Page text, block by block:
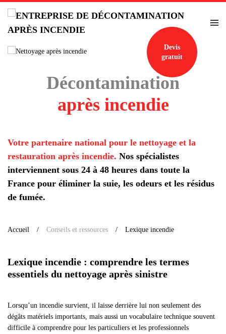
Accéder au contenu principal
Devis
gratuit
Décontamination
après incendie
Votre partenaire national pour le nettoyage et la
restauration après incendie. Nos spécialistes
interviennent sous 24 à 48 heures dans toute la
France pour éliminer la suie, les odeurs et les résidus
de fumée.
Accueil Conseils et ressources Lexique incendie
Lexique incendie : comprendre les termes
essentiels du nettoyage après sinistre
Lorsqu’un incendie survient, il laisse derrière lui non seulement des
dégâts matériels importants, mais aussi un vocabulaire technique souvent
difficile à comprendre pour les particuliers et les professionnels